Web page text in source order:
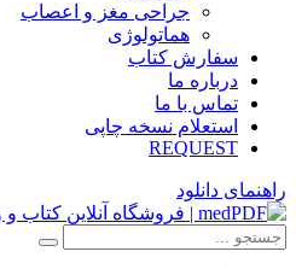
جراحی مغز و اعصاب
هماتولوژی
سفارش کتاب
درباره ما
تماس با ما
استعلام نسخه چاپی
REQUEST
راهنمای دانلود